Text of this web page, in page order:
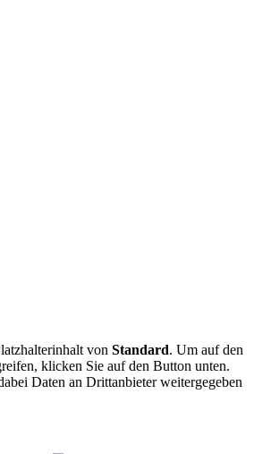
von Standard. Um auf den
klicken Sie auf den Button unten.
Daten an Drittanbieter weitergegeben